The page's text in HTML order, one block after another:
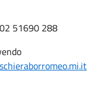
51690 288